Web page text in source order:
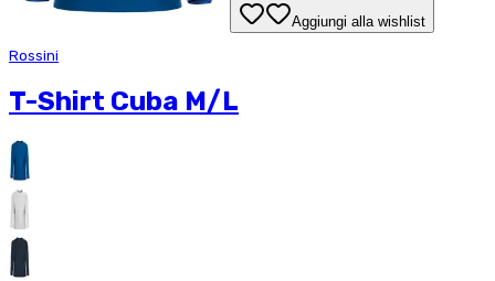
Aggiungi alla wishlist
Rossini
T-Shirt Cuba M/L